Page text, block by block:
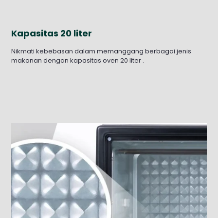
Kapasitas 20 liter
Nikmati kebebasan dalam memanggang berbagai jenis
makanan dengan kapasitas oven 20 liter .